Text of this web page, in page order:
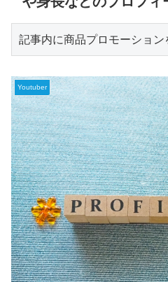
記事内に商品プロモーショ
Youtuber